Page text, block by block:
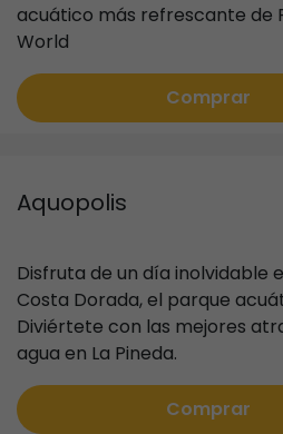
acuático más refrescante de
World
Comprar
Aquopolis
Disfruta de un día inolvidable
Costa Dorada, el parque
Diviértete con las mejores
agua en La Pineda.
Comprar